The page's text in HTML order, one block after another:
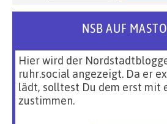
NSB AUF
Hier wird der
ruhr.social angezeigt. Da er
lädt, solltest Du dem erst mit
zustimmen.